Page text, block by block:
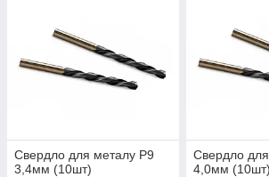
Свердло для металу Р9
3,4мм (10шт)
Свердло
4,0мм (10шт)